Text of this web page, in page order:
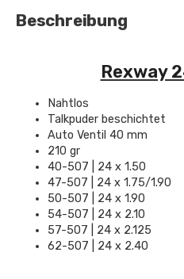
Beschreibung
Rexway
Nahtlos
Talkpuder beschichtet
Auto Ventil 40 mm
210 gr
40-507 | 24 x 1.50
47-507 | 24 x 1.75/1.90
50-507 | 24 x 1.90
54-507 | 24 x 2.10
57-507 | 24 x 2.125
62-507 | 24 x 2.40